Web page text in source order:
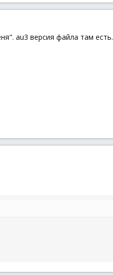
au3 версия файла там есть.